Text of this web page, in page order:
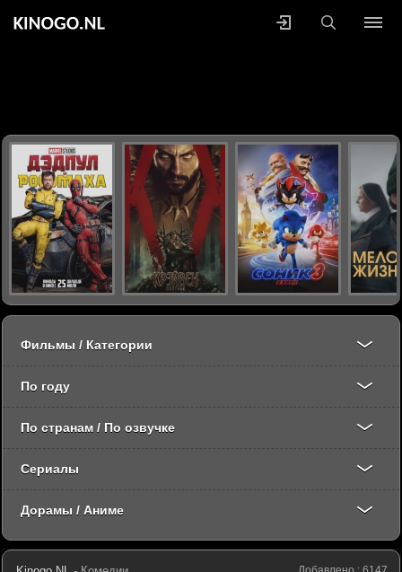
Фильмы / Категории
По году
По странам / По озвучке
Сериалы
Дорамы / Аниме